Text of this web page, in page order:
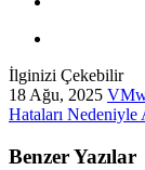
İlginizi Çekebilir
18 Ağu, 2025
Hataları Nedeniyle
Benzer Yazılar